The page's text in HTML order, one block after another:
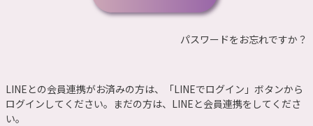
パスワードをお忘れですか？
LINEとの会員連携がお済みの方は、「LINEでログイン」ボタンから
ログインしてください。まだの方は、 LINEと会員連携をしてくださ
い。